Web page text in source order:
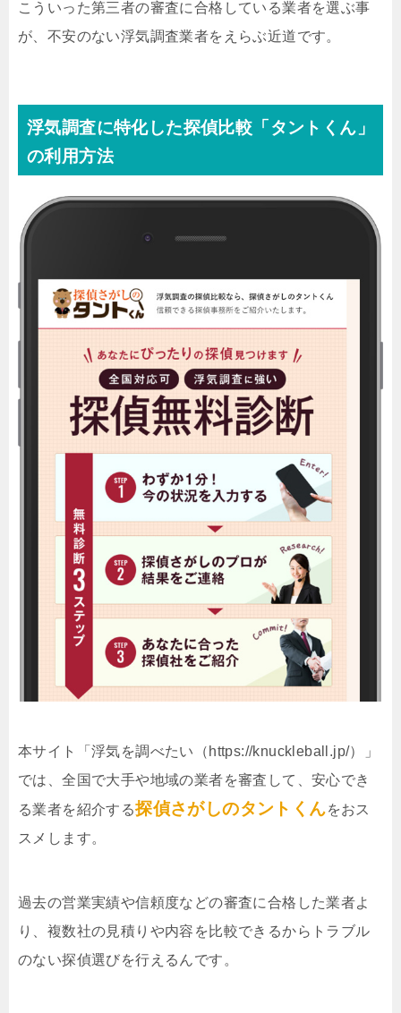
こういった第三者の審査に合格している業者を選ぶ事
が、不安のない浮気調査業者をえらぶ近道です。
浮気調査に特化した探偵比較「タントくん」
の利用方法
本サイト「浮気を調べたい（https://knuckleball.jp/）」
では、全国で大手や地域の業者を審査して、安心でき
る業者を紹介する探偵さがしのタントくんをおス
スメします。
過去の営業実績や信頼度などの審査に合格した業者よ
り、複数社の見積りや内容を比較できるからトラブル
のない探偵選びを行えるんです。